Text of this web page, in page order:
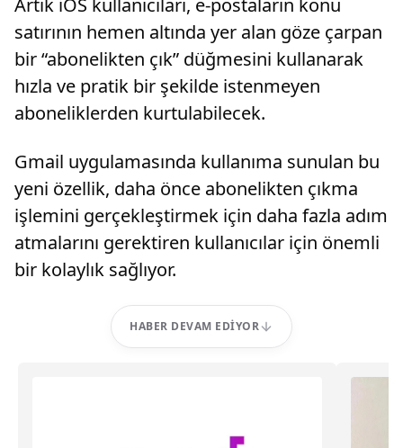
Artık iOS kullanıcıları, e-postaların konu
satırının hemen altında yer alan göze çarpan
bir “abonelikten çık” düğmesini kullanarak
hızla ve pratik bir şekilde istenmeyen
aboneliklerden kurtulabilecek.
Gmail uygulamasında kullanıma sunulan bu
yeni özellik, daha önce abonelikten çıkma
işlemini gerçekleştirmek için daha fazla adım
atmalarını gerektiren kullanıcılar için önemli
bir kolaylık sağlıyor.
HABER DEVAM EDIYOR